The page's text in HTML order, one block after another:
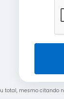
total, mesmo